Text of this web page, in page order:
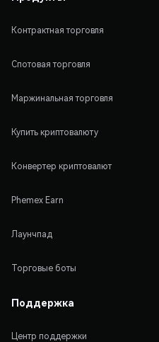
Контрактная торговля
Спотовая торговля
Маржинальная торговля
Купить криптовалюту
Конвертер криптовалют
Phemex Earn
Лаунчпад
Торговые боты
Поддержка
Центр поддержки